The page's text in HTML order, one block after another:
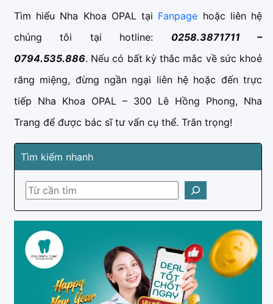
Tìm hiểu Nha Khoa OPAL tại Fanpage hoặc liên hệ
chúng tôi tại hotline: 0258.3871711 –
0794.535.886. Nếu có bất kỳ thắc mắc về sức khoẻ
răng miệng, đừng ngần ngại liên hệ hoặc đến trực
tiếp Nha Khoa OPAL – 300 Lê Hồng Phong, Nha
Trang để được bác sĩ tư vấn cụ thể. Trân trọng!
Tìm kiếm nhanh